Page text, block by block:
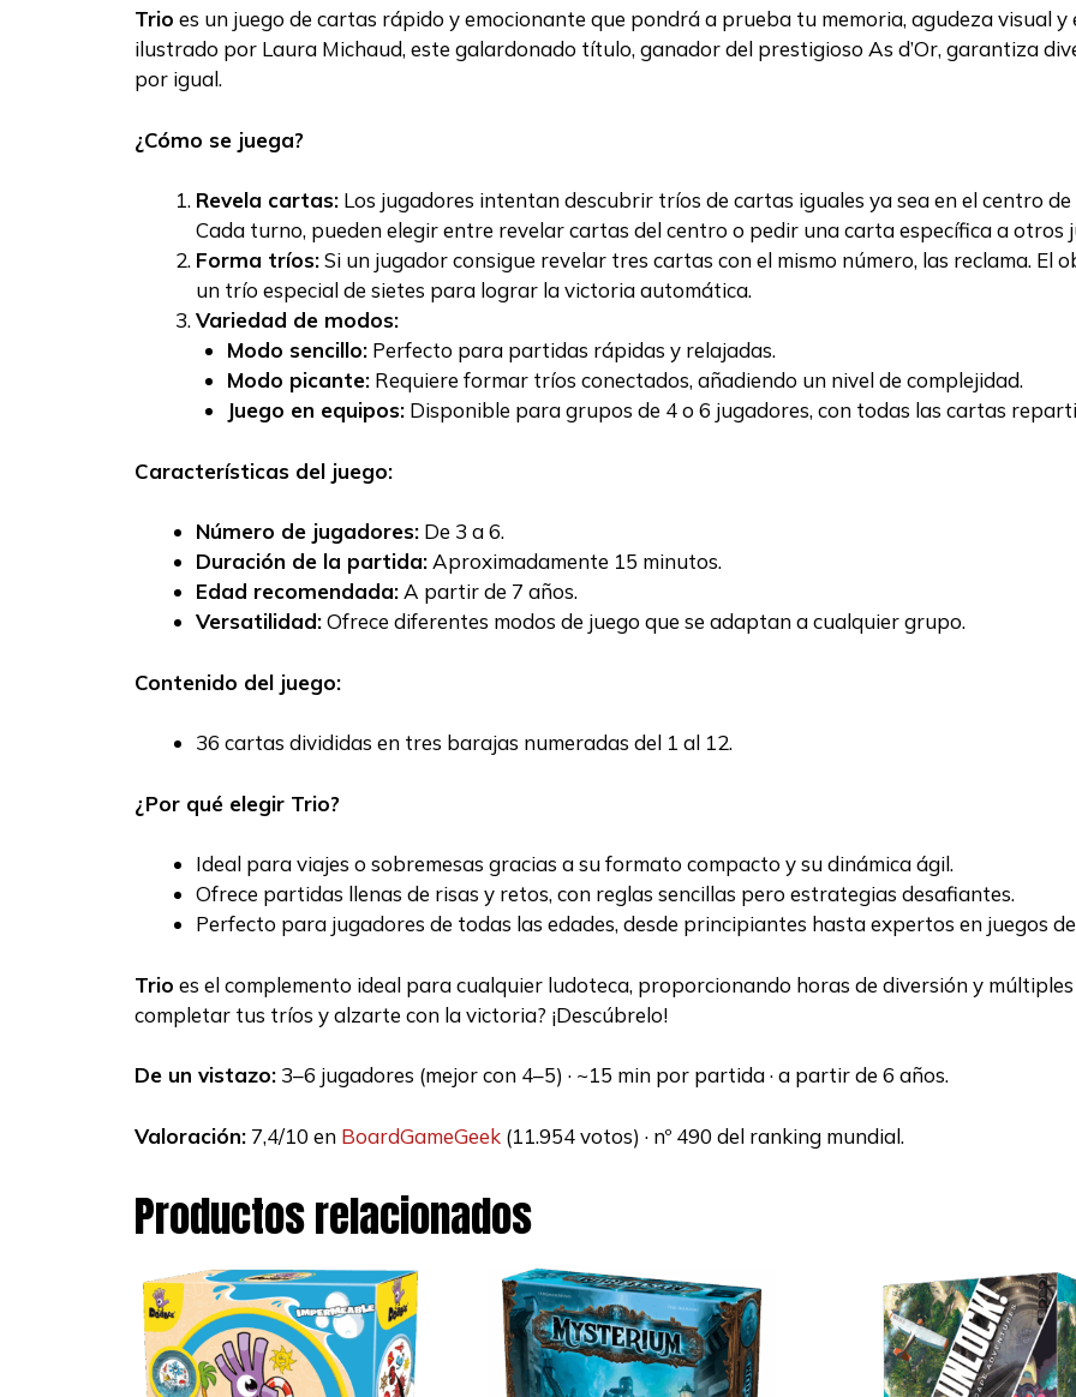
Trio es un juego de cartas rápido y emocionante que pondrá a prueba tu memoria, agudeza visual
ilustrado por Laura Michaud, este galardonado título, ganador del prestigioso As d’Or, garantiza
por igual.
¿Cómo se juega?
Revela cartas: Los jugadores intentan descubrir tríos de cartas iguales ya sea en el centro
Cada turno, pueden elegir entre revelar cartas del centro o pedir una carta específica a otros
Forma tríos:Si un jugador consigue revelar tres cartas con el mismo número, las reclama.
un trío especial de sietes para lograr la victoria automática.
Variedad de modos:
Modo sencillo:Perfecto para partidas rápidas y relajadas.
Modo picante:Requiere formar tríos conectados, añadiendo un nivel de complejidad.
Juego en equipos:Disponible para grupos de 4 o 6 jugadores, con todas las cartas
Características del juego:
Número de jugadores: De 3 a 6.
Duración de la partida: Aproximadamente 15 minutos.
Edad recomendada: A partir de 7 años.
Versatilidad:Ofrece diferentes modos de juego que se adaptan a cualquier grupo.
Contenido del juego:
36 cartas divididas en tres barajas numeradas del 1 al 12.
¿Por qué elegir Trio?
Ideal para viajes o sobremesas gracias a su formato compacto y su dinámica ágil.
Ofrece partidas llenas de risas y retos, con reglas sencillas pero estrategias desafiantes.
Perfecto para jugadores de todas las edades, desde principiantes hasta expertos en juegos
Trio es el complemento ideal para cualquier ludoteca, proporcionando horas de diversión y
completar tus tríos y alzarte con la victoria? ¡Descúbrelo!
De un vistazo: 3–6 jugadores (mejor con 4–5) · ~15 min por partida · a partir de 6 años.
Valoración: 7,4/10 en BoardGameGeek (11.954 votos) · nº 490 del ranking mundial.
Productos relacionados